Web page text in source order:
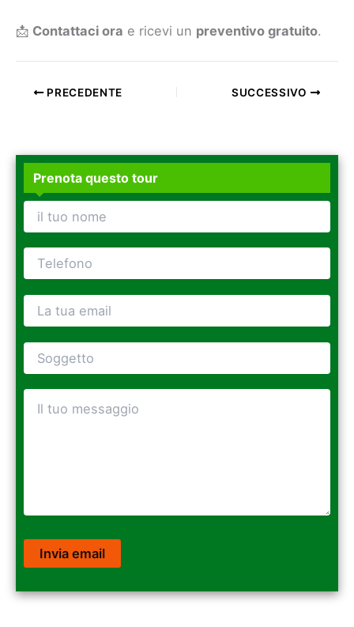
📩 Contattaci ora e ricevi un preventivo gratuito.
PRECEDENTE SUCCESSIVO
Prenota questo tour